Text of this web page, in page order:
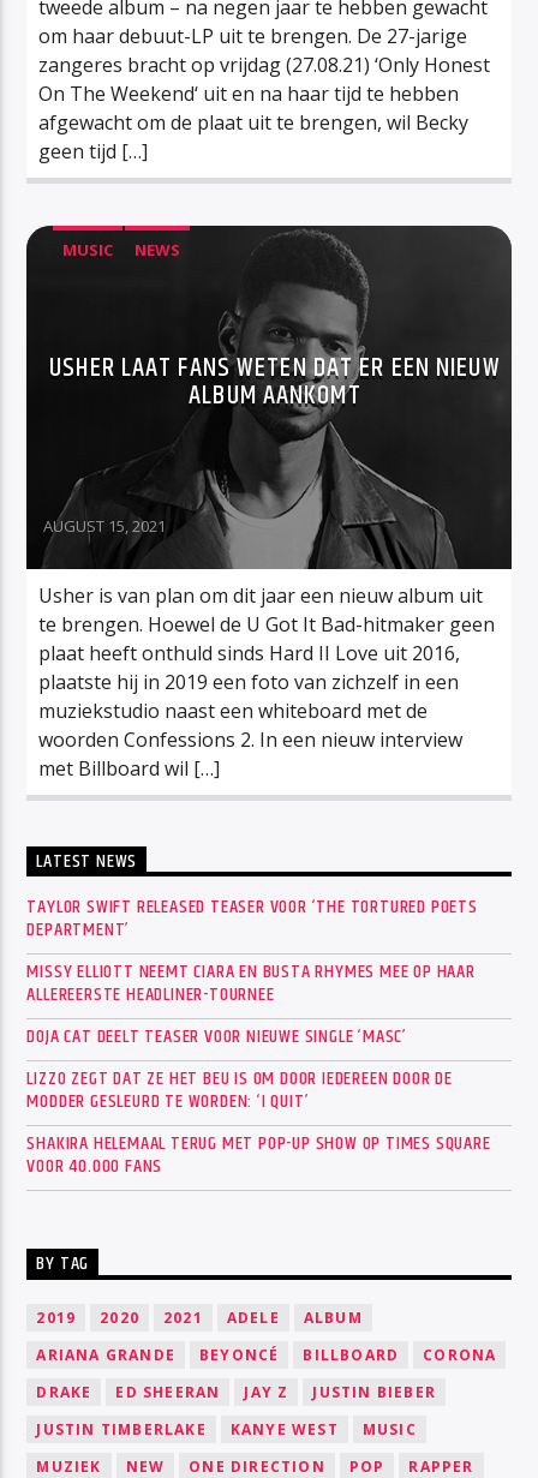
tweede album – na negen jaar te hebben gewacht
om haar debuut-LP uit te brengen. De 27-jarige
zangeres bracht op vrijdag (27.08.21) ‘Only Honest
On The Weekend‘ uit en na haar tijd te hebben
afgewacht om de plaat uit te brengen, wil Becky
geen tijd […]
MUSIC NEWS
USHER LAAT FANS WETEN DAT ER EEN NIEUW
ALBUM AANKOMT
AUGUST 15, 2021
Usher is van plan om dit jaar een nieuw album uit
te brengen. Hoewel de U Got It Bad-hitmaker geen
plaat heeft onthuld sinds Hard II Love uit 2016,
plaatste hij in 2019 een foto van zichzelf in een
muziekstudio naast een whiteboard met de
woorden Confessions 2. In een nieuw interview
met Billboard wil […]
LATEST NEWS
TAYLOR SWIFT RELEASED TEASER VOOR ‘THE TORTURED POETS
DEPARTMENT’
MISSY ELLIOTT NEEMT CIARA EN BUSTA RHYMES MEE OP HAAR
ALLEREERSTE HEADLINER-TOURNEE
DOJA CAT DEELT TEASER VOOR NIEUWE SINGLE ‘MASC’
LIZZO ZEGT DAT ZE HET BEU IS OM DOOR IEDEREEN DOOR DE
MODDER GESLEURD TE WORDEN: ‘I QUIT’
SHAKIRA HELEMAAL TERUG MET POP-UP SHOW OP TIMES SQUARE
VOOR 40.000 FANS
BY TAG
2019 2020 2021 ADELE
ALBUM
ARIANA GRANDE
BEYONCÉ BILLBOARD
CORONA
DRAKE
ED SHEERAN JAY Z
JUSTIN BIEBER
JUSTIN TIMBERLAKE
KANYE WEST
MUSIC
MUZIEK
NEW ONE DIRECTION POP
RAPPER